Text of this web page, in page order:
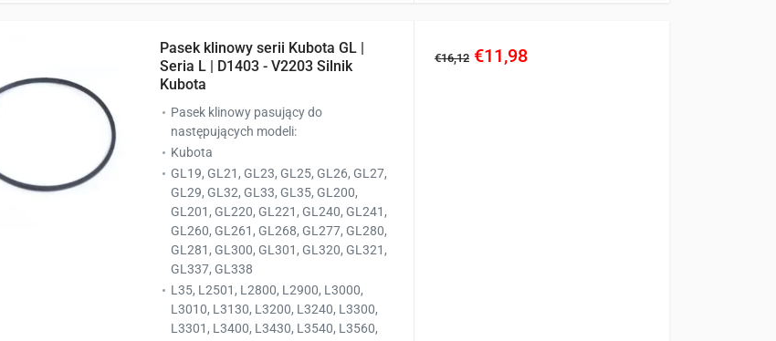
Pasek klinowy serii Kubota GL |
Seria L | D1403 - V2203 Silnik
Kubota
Pasek klinowy pasujący do
następujących modeli:
Kubota
GL19, GL21, GL23, GL25, GL26, GL27,
GL29, GL32, GL33, GL35, GL200,
GL201, GL220, GL221, GL240, GL241,
GL260, GL261, GL268, GL277, GL280,
GL281, GL300, GL301, GL320, GL321,
GL337, GL338
L35, L2501, L2800, L2900, L3000,
L3010, L3130, L3200, L3240, L3300,
L3301, L3400, L3430, L3540, L3560,
€16,12 €11,98